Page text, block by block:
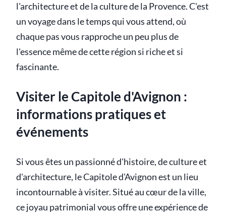
l'architecture et de la culture de la Provence. C'est
un voyage dans le temps qui vous attend, où
chaque pas vous rapproche un peu plus de
l'essence même de cette région si riche et si
fascinante.
Visiter le Capitole d'Avignon :
informations pratiques et
événements
Si vous êtes un passionné d'histoire, de culture et
d'architecture, le Capitole d'Avignon est un lieu
incontournable à visiter. Situé au cœur de la ville,
ce joyau patrimonial vous offre une expérience de